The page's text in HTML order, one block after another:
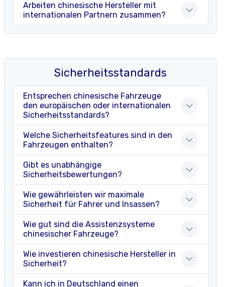
Arbeiten chinesische Hersteller mit
internationalen Partnern zusammen?
Sicherheitsstandards
Entsprechen chinesische Fahrzeuge
den europäischen oder internationalen
Sicherheitsstandards?
Welche Sicherheitsfeatures sind in den
Fahrzeugen enthalten?
Gibt es unabhängige
Sicherheitsbewertungen?
Wie gewährleisten wir maximale
Sicherheit für Fahrer und Insassen?
Wie gut sind die Assistenzsysteme
chinesischer Fahrzeuge?
Wie investieren chinesische Hersteller in
Sicherheit?
Kann ich in Deutschland einen